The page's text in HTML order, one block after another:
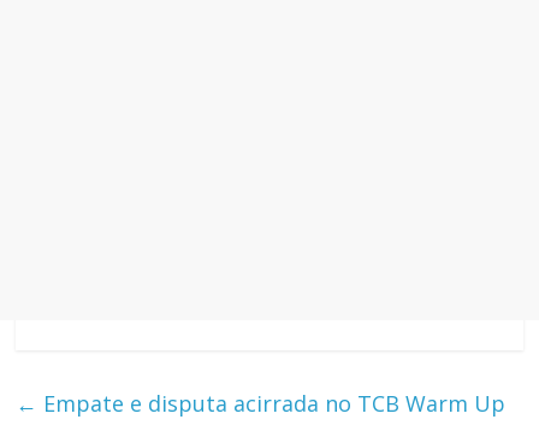
← Empate e disputa acirrada no TCB Warm Up